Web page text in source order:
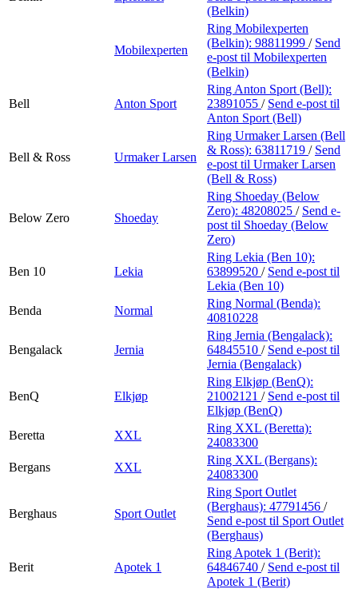
(Belkin)
Mobilexperten
Ring Mobilexperten
(Belkin): 98811999 / Send
e-post til Mobilexperten
(Belkin)
Bell Anton Sport
Ring Anton Sport (Bell):
23891055 / Send e-post til
Anton Sport (Bell)
Bell & Ross Urmaker Larsen
Ring Urmaker Larsen (Bell
& Ross): 63811719 / Send
e-post til Urmaker Larsen
(Bell & Ross)
Below Zero Shoeday
Ring Shoeday (Below
Zero): 48208025 / Send e-
post til Shoeday (Below
Zero)
Ben 10 Lekia
Ring Lekia (Ben 10):
63899520 / Send e-post til
Lekia (Ben 10)
Benda
Normal
Ring Normal (Benda):
40810228
Bengalack Jernia
Ring Jernia (Bengalack):
64845510 / Send e-post til
Jernia (Bengalack)
BenQ Elkjøp
Ring Elkjøp (BenQ):
21002121 / Send e-post til
Elkjøp (BenQ)
Beretta
XXL
Ring XXL (Beretta):
24083300
Bergans
XXL
Ring XXL (Bergans):
24083300
Berghaus Sport Outlet
Ring Sport Outlet
(Berghaus): 47791456 /
Send e-post til Sport Outlet
(Berghaus)
Berit Apotek 1
Ring Apotek 1 (Berit):
64846740 / Send e-post til
Apotek 1 (Berit)